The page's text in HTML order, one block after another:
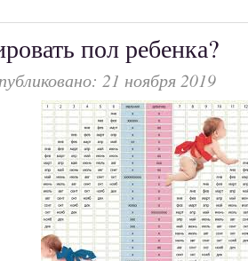
пол ребенка?
21 ноября 2019